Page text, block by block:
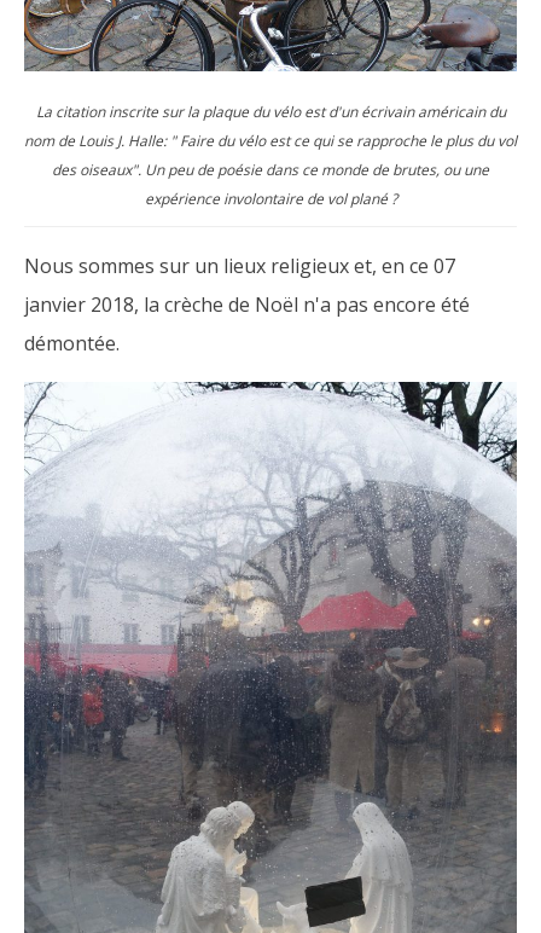
La citation inscrite sur la plaque du vélo est d'un écrivain américain du
nom de Louis J. Halle: " Faire du vélo est ce qui se rapproche le plus du vol
des oiseaux". Un peu de poésie dans ce monde de brutes, ou une
expérience involontaire de vol plané ?
Nous sommes sur un lieux religieux et, en ce 07
janvier 2018, la crèche de Noël n'a pas encore été
démontée.